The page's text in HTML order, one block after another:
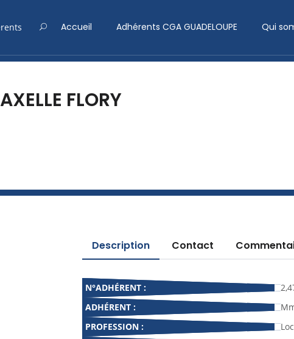
Accueil Adhérents CGA GUADELOUPE Qui
AXELLE FLORY
Description Contact
N°ADHÉRENT :
ADHÉRENT :
PROFESSION :